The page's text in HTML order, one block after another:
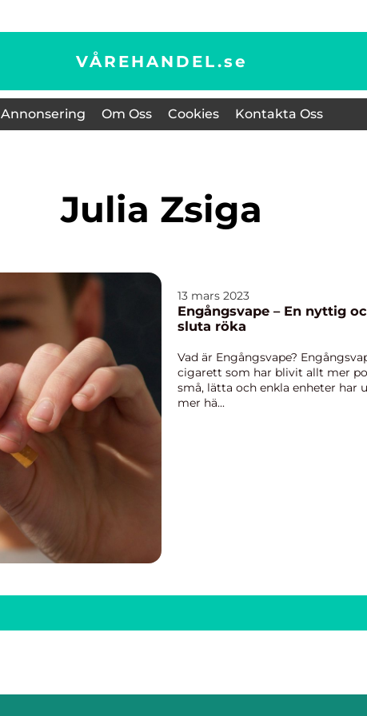
VÅREHANDEL.se
Annonsering Om Oss Cookies Kontakta Oss
Julia Zsiga
13 mars 2023
Engångsvape – En nyttig
sluta röka
Vad är Engångsvape?
cigarett som har blivit allt mer
små, lätta och enkla enheter
mer hä...